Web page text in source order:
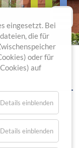
eingesetzt. Bei
die für
oder für
auf
Details einblenden
Details einblenden